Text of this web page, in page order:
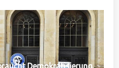
Demokratisierung,